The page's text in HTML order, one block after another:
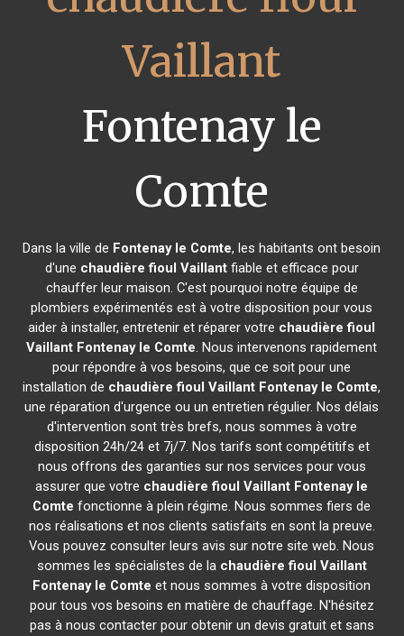
Vaillant
Fontenay le
Comte
Dans la ville de Fontenay le Comte, les habitants ont besoin
d'une chaudière fioul Vaillantfiable et efficace pour
chauffer leur maison. C'est pourquoi notre équipe de
plombiers expérimentés est à votre disposition pour vous
aider à installer, entretenir et réparer votre chaudière fioul
Vaillant Fontenay le Comte. Nous intervenons rapidement
pour répondre à vos besoins, que ce soit pour une
installation de chaudière fioul Vaillant Fontenay le Comte,
une réparation d'urgence ou un entretien régulier. Nos délais
d'intervention sont très brefs, nous sommes à votre
disposition 24h/24 et 7j/7. Nos tarifs sont compétitifs et
nous offrons des garanties sur nos services pour vous
assurer que votre chaudière fioul Vaillant Fontenay le
Comte fonctionne à plein régime. Nous sommes fiers de
nos réalisations et nos clients satisfaits en sont la preuve.
Vous pouvez consulter leurs avis sur notre site web. Nous
sommes les spécialistes de la chaudière fioul Vaillant
Fontenay le Comte et nous sommes à votre disposition
pour tous vos besoins en matière de chauffage. N'hésitez
pas à nous contacter pour obtenir un devis gratuit et sans